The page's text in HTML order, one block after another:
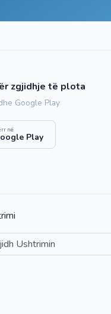
zgjidhje të plota
Google Play
në
Play